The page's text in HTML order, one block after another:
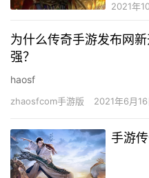
2021年
为什么传奇手游发布网
强？
haosf
zhaosfcom手游版 2021年6月16
手游